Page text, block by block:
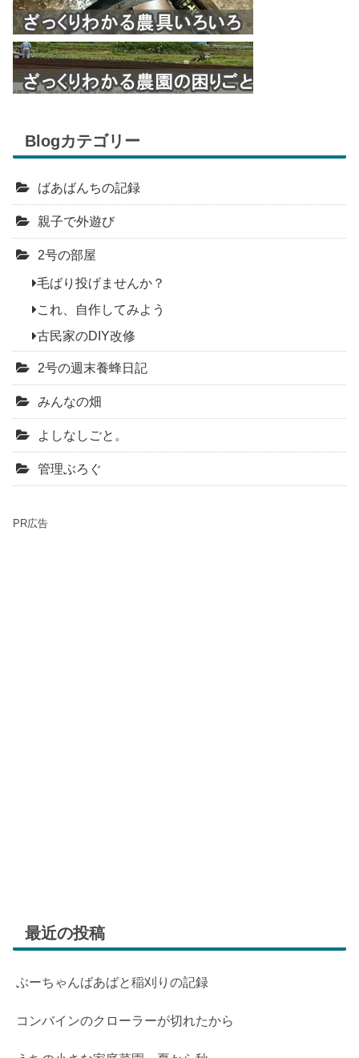
Blogカテゴリー
ばあばんちの記録
親子で外遊び
2号の部屋
毛ばり投げませんか？
これ、自作してみよう
古民家のDIY改修
2号の週末養蜂日記
みんなの畑
よしなしごと。
管理ぶろぐ
PR広告
最近の投稿
ぶーちゃんばあばと稲刈りの記録
コンバインのクローラーが切れたから